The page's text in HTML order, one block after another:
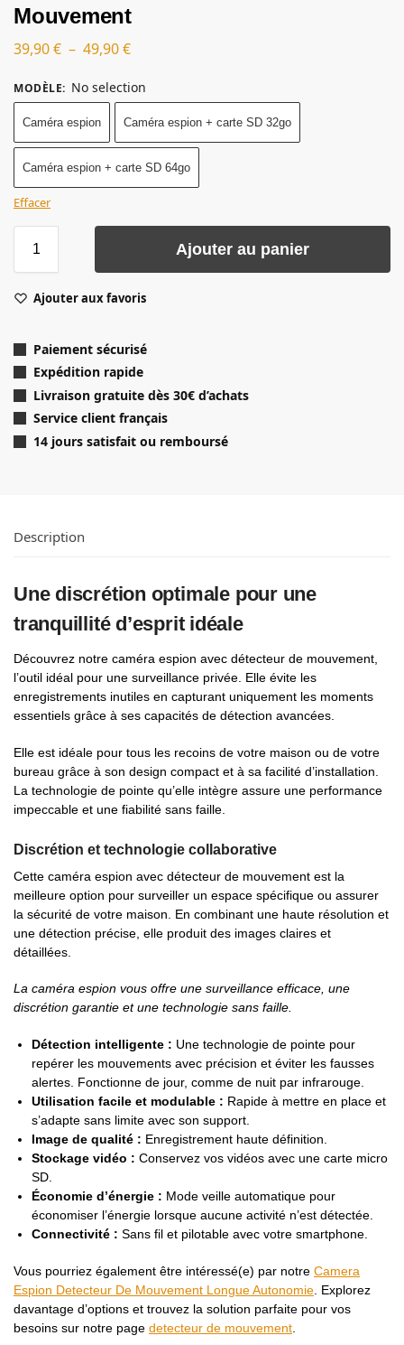
Mouvement
39,90€ – 49,90€
MODÈLE: No selection
Caméra espion Caméra espion + carte SD 32go
Caméra espion + carte SD 64go
Effacer
Ajouter au panier
Ajouter aux favoris
Paiement sécurisé
Expédition rapide
Livraison gratuite dès 30€ d’achats
Service client français
14 jours satisfait ou remboursé
Description
Une discrétion optimale pour une
tranquillité d’esprit idéale
Découvrez notre caméra espion avec détecteur de mouvement,
l’outil idéal pour une surveillance privée. Elle évite les
enregistrements inutiles en capturant uniquement les moments
essentiels grâce à ses capacités de détection avancées.
Elle est idéale pour tous les recoins de votre maison ou de votre
bureau grâce à son design compact et à sa facilité d’installation.
La technologie de pointe qu’elle intègre assure une performance
impeccable et une fiabilité sans faille.
Discrétion et technologie collaborative
Cette caméra espion avec détecteur de mouvement est la
meilleure option pour surveiller un espace spécifique ou assurer
la sécurité de votre maison. En combinant une haute résolution et
une détection précise, elle produit des images claires et
détaillées.
La caméra espion vous offre une surveillance efficace, une
discrétion garantie et une technologie sans faille.
Détection intelligente : Une technologie de pointe pour
repérer les mouvements avec précision et éviter les fausses
alertes. Fonctionne de jour, comme de nuit par infrarouge.
Utilisation facile et modulable : Rapide à mettre en place et
s’adapte sans limite avec son support.
Image de qualité : Enregistrement haute définition.
Stockage vidéo : Conservez vos vidéos avec une carte micro
SD.
Économie d’énergie : Mode veille automatique pour
économiser l’énergie lorsque aucune activité n’est détectée.
Connectivité : Sans fil et pilotable avec votre smartphone.
Vous pourriez également être intéressé(e) par notre Camera
Espion Detecteur De Mouvement Longue Autonomie . Explorez
davantage d’options et trouvez la solution parfaite pour vos
besoins sur notre page detecteur de mouvement